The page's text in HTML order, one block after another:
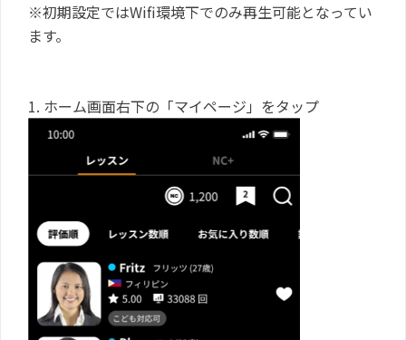
※初期設定ではWifi環境下でのみ再生可能となってい
ます。
1. ホーム画面右下の「マイページ」をタップ